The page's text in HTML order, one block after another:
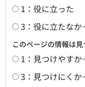
1：役に立った
3：役に立たなか
このページの情報は
1：見つけやすか
3：見つけにくか